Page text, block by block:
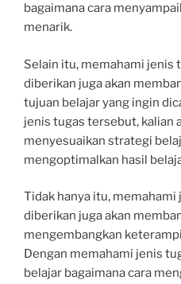
bagaimana cara
menarik.
Selain itu, memahami jenis
diberikan juga akan
tujuan belajar yang ingin
jenis tugas tersebut, kalian
menyesuaikan strategi
mengoptimalkan hasil
Tidak hanya itu,
diberikan juga akan
mengembangkan
Dengan memahami jenis
belajar bagaimana cara